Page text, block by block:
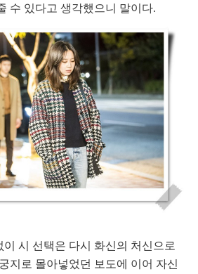
수 있다고 생각했으니 말이다.
시 선택은 다시 화신의 처신으로
지로 몰아넣었던 보도에 이어 자신